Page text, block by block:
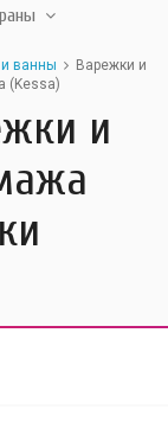
ванны
Варежки и
(Kessa)
и